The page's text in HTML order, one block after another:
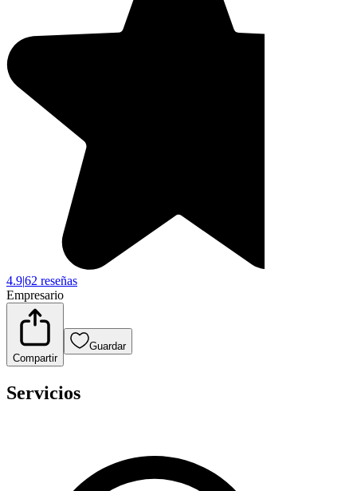
4.9|62 reseñas
Empresario
Compartir
Guardar
Servicios